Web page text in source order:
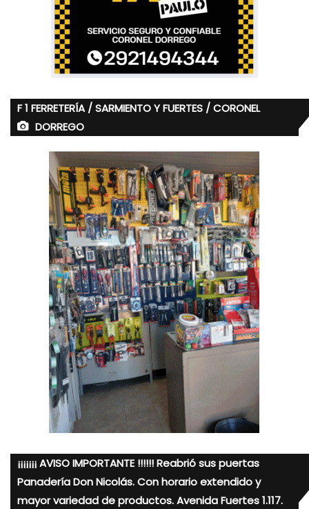
F 1 FERRETERÍA / SARMIENTO Y FUERTES / CORONEL
DORREGO
¡¡¡¡¡¡¡ AVISO IMPORTANTE !!!!!! Reabrió sus puertas
Panadería Don Nicolás. Con horario extendido y
mayor variedad de productos. Avenida Fuertes 1.117.